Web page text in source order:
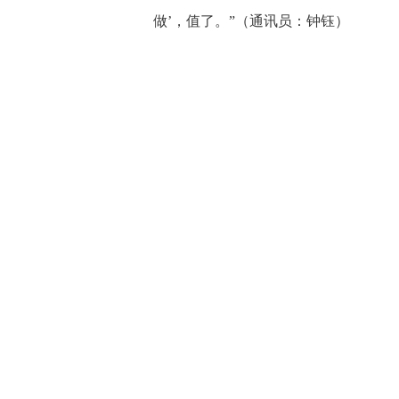
做’，值了。”（通讯员：钟钰）